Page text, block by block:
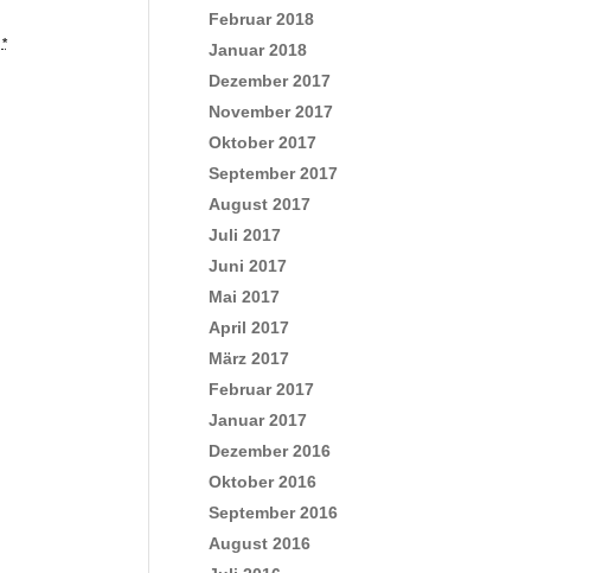
*
Februar 2018
Januar 2018
Dezember 2017
November 2017
Oktober 2017
September 2017
August 2017
Juli 2017
Juni 2017
Mai 2017
April 2017
März 2017
Februar 2017
Januar 2017
Dezember 2016
Oktober 2016
September 2016
August 2016